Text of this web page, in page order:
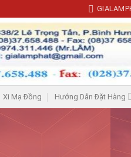
Xi Mạ Đồng Hướng Dẫn Đặt Hàng
HỖ